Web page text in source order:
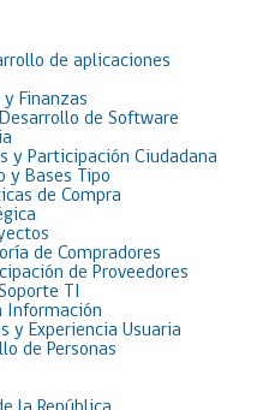
de aplicaciones
Finanzas
de Software
y Participación Ciudadana
y Bases Tipo
de Compra
de Compradores
de Proveedores
TI
Información
y Experiencia Usuaria
de Personas